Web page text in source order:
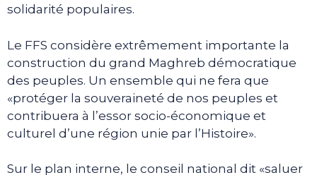
solidarité populaires.
Le FFS considère extrêmement importante la
construction du grand Maghreb démocratique
des peuples. Un ensemble qui ne fera que
«protéger la souveraineté de nos peuples et
contribuera à l’essor socio-économique et
culturel d’une région unie par l’Histoire».
Sur le plan interne, le conseil national dit «saluer